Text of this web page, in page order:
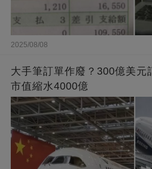
2025/08/08
大手筆訂單作廢？300億美元
市值縮水4000億